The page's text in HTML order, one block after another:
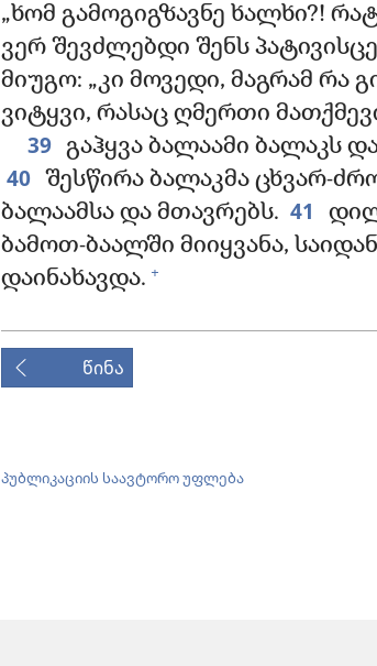
„ხომ გამოგიგზავნე ხალხი?!
ვერ შევძლებდი შენს
მიუგო: „კი მოვედი, მაგრამ რა
ვიტყვი, რასაც ღმერთი
39 გაჰყვა ბალაამი ბალაკს
40 შესწირა ბალაკმა ცხვარ-
ბალაამსა და მთავრებს. 41
ბამოთ-ბაალში მიიყვანა,
დაინახავდა. +
წინა
პუბლიკაციის საავტორო უფლება